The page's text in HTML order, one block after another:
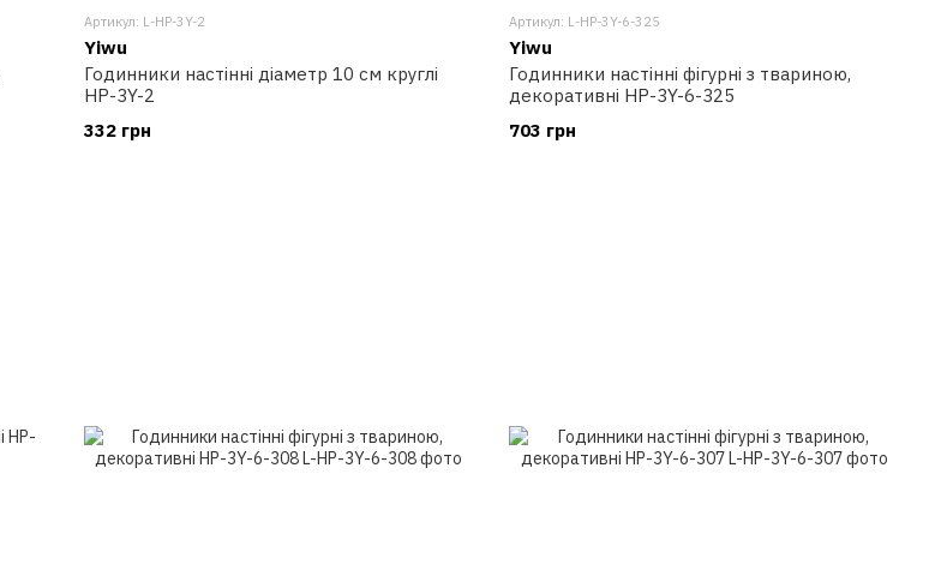
Артикул: L-HP-3Y-2
Yiwu
Годинники настінні діаметр 10 см круглі
HP-3Y-2
332 грн
Артикул: L-HP-3Y-6-325
Yiwu
Годинники настінні фігурні з твариною,
декоративні HP-3Y-6-325
703 грн